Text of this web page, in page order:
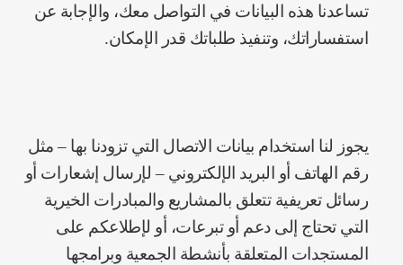
تساعدنا هذه البيانات في التواصل معك، والإجابة عن
استفساراتك، وتنفيذ طلباتك قدر الإمكان.
يجوز لنا استخدام بيانات الاتصال التي تزودنا بها – مثل
رقم الهاتف أو البريد الإلكتروني – لإرسال إشعارات أو
رسائل تعريفية تتعلق بالمشاريع والمبادرات الخيرية
التي تحتاج إلى دعم أو تبرعات، أو لإطلاعكم على
المستجدات المتعلقة بأنشطة الجمعية وبرامجها